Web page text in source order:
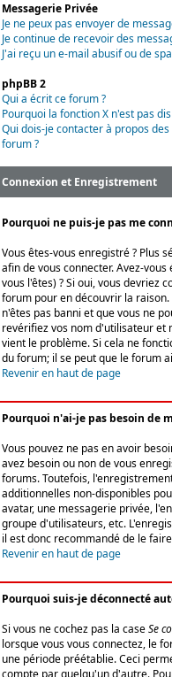
Messagerie Privée
Je ne peux pas envoyer de
Je continue de recevoir des
J'ai reçu un e-mail abusif ou de
phpBB 2
Qui a écrit ce forum ?
Pourquoi la fonction X n'est pas
Qui dois-je contacter à propos
forum ?
Connexion et Enregistrement
Pourquoi ne puis-je pas me
Vous êtes-vous enregistré ? Plus
afin de vous connecter. Avez-
vous l'êtes) ? Si oui, vous devriez
forum pour en découvrir la
n'êtes pas banni et que vous ne
revérifiez vos nom d'utilisateur et
vient le problème. Si cela ne
du forum; il se peut que le forum
Revenir en haut de page
Pourquoi n'ai-je pas besoin de
Vous pouvez ne pas en avoir
avez besoin ou non de vous
forums. Toutefois,
additionnelles non-disponibles
avatar, une messagerie privée,
groupe d'utilisateurs, etc.
il est donc recommandé de le
Revenir en haut de page
Pourquoi suis-je déconnecté
Si vous ne cochez pas la caseSe
lorsque vous vous connectez, le
une période préétablie. Ceci
compte par quelqu'un d'autre.